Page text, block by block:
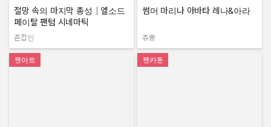
절망 속의 마지막 총성｜엘소드
페이탈 팬텀 시네마틱
작성자:
존깝인
썸머 마리나 아바타 레나&아라
작성자:
츄뿡
팬아트 팬카툰